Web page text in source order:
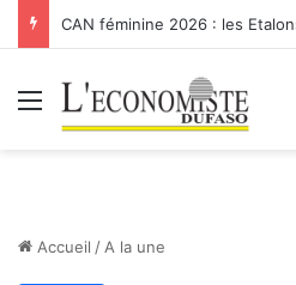
Menu
Accueil / A la une